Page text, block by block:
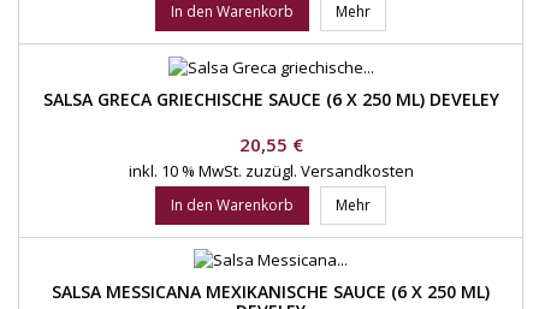
In den Warenkorb Mehr
SALSA GRECA GRIECHISCHE SAUCE (6 X 250 ML) DEVELEY
Preis
20,55 €
inkl. 10 % MwSt. zuzügl. Versandkosten
In den Warenkorb Mehr
SALSA MESSICANA MEXIKANISCHE SAUCE (6 X 250 ML)